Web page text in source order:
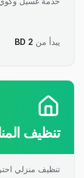
يبدأ من BD 2
تنظيف
تنظيف منزلي